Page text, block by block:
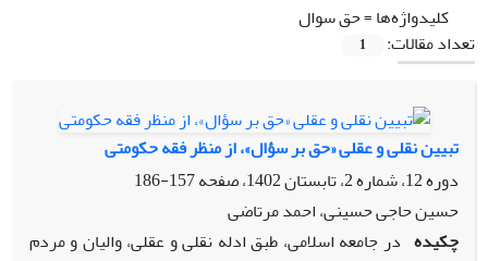
کلیدواژه‌ها =حق سوال
تعداد مقالات:
1
تبیین نقلی و عقلی «حق بر سؤال»، از منظر فقه حکومتی
دوره 12، شماره 2، تابستان 1402، صفحه
157-186
حسین حاجی حسینی، احمد مرتاضی
چکیده در جامعه اسلامی، طبق ادله نقلی و عقلی، والیان و مردم